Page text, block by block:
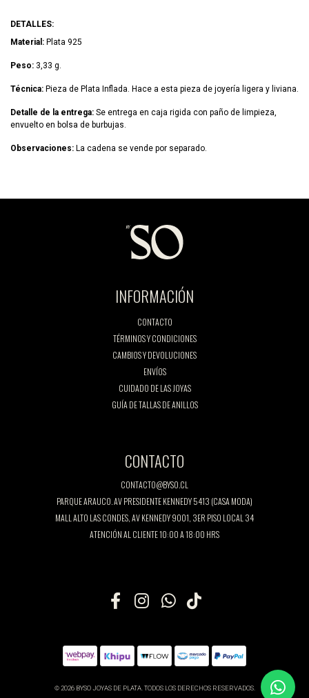
DETALLES:
Material: Plata 925
Peso: 3,33 g.
Técnica: Pieza de Plata Inflada. Hace a esta pieza de joyería ligera y liviana.
Detalle de la entrega: Se entrega en caja rigida con paño de limpieza,
envuelto en bolsa de burbujas.
Observaciones: La cadena se vende por separado.
INFORMACIÓN
CONTACTO
TÉRMINOS Y CONDICIONES
CAMBIOS Y DEVOLUCIONES
ENVÍOS
CUIDADO DE LAS JOYAS
GUÍA DE TALLAS DE ANILLOS
CONTACTO
CONTACTO@BYSO.CL
PARQUE ARAUCO. AV PRESIDENTE KENNEDY 5413 (CASA MODA)
MALL ALTO LAS CONDES, AV KENNEDY 9001, 3ER PISO LOCAL 34
ATENCIÓN AL CLIENTE 10:00 A 18:00 HRS
© 2026 BYSO JOYAS DE PLATA. TODOS LOS DERECHOS RESERVADOS.